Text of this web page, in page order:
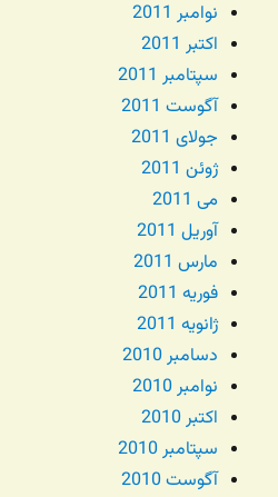
نوامبر 2011
اکتبر 2011
سپتامبر 2011
آگوست 2011
جولای 2011
ژوئن 2011
می 2011
آوریل 2011
مارس 2011
فوریه 2011
ژانویه 2011
دسامبر 2010
نوامبر 2010
اکتبر 2010
سپتامبر 2010
آگوست 2010